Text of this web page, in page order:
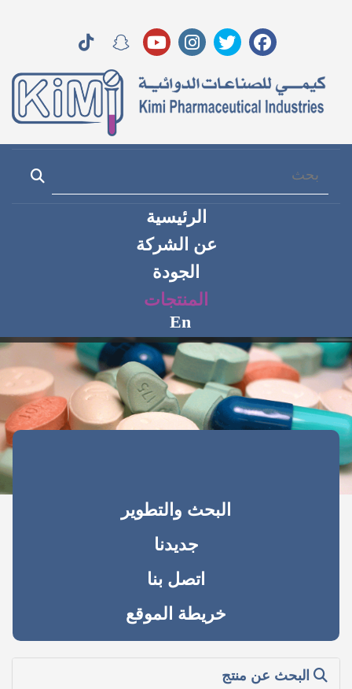
الرئيسية
عن الشركة
الجودة
المنتجات
En
البحث والتطوير
جديدنا
اتصل بنا
خريطة الموقع
البحث عن منتج